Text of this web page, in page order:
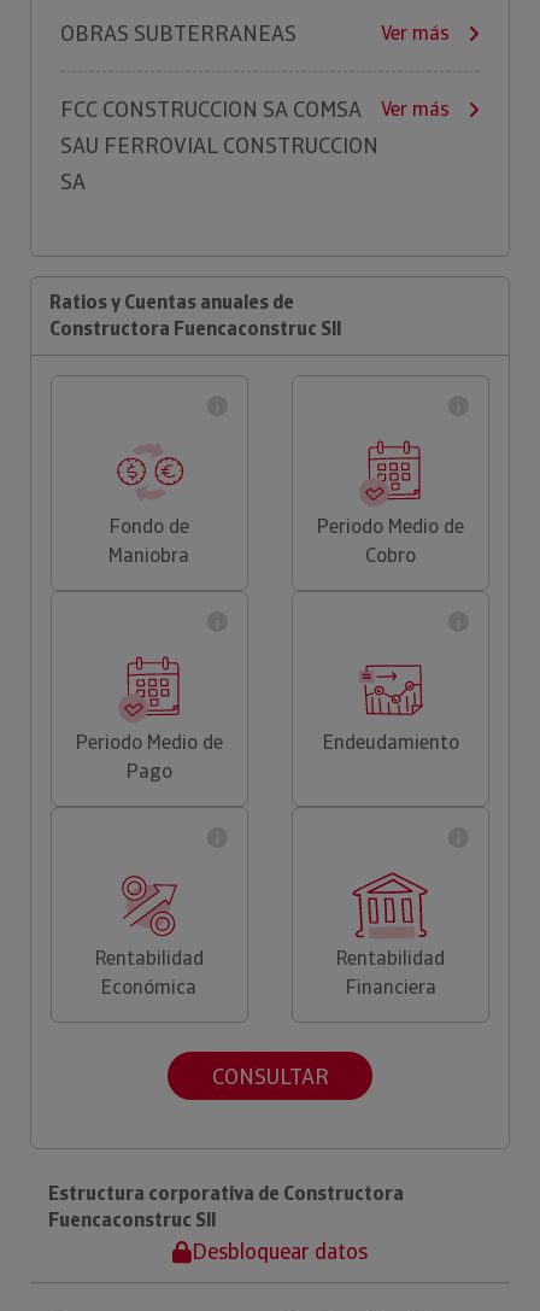
OBRAS SUBTERRANEAS Ver más
FCC CONSTRUCCION SA COMSA
SAU FERROVIAL CONSTRUCCION
SA
Ver más
Ratios y Cuentas anuales de
Constructora Fuencaconstruc Sll
Fondo de
Maniobra
Periodo Medio de
Cobro
Periodo Medio de
Pago
Endeudamiento
Rentabilidad
Económica
Rentabilidad
Financiera
CONSULTAR
Estructura corporativa de Constructora
Fuencaconstruc Sll
Desbloquear datos